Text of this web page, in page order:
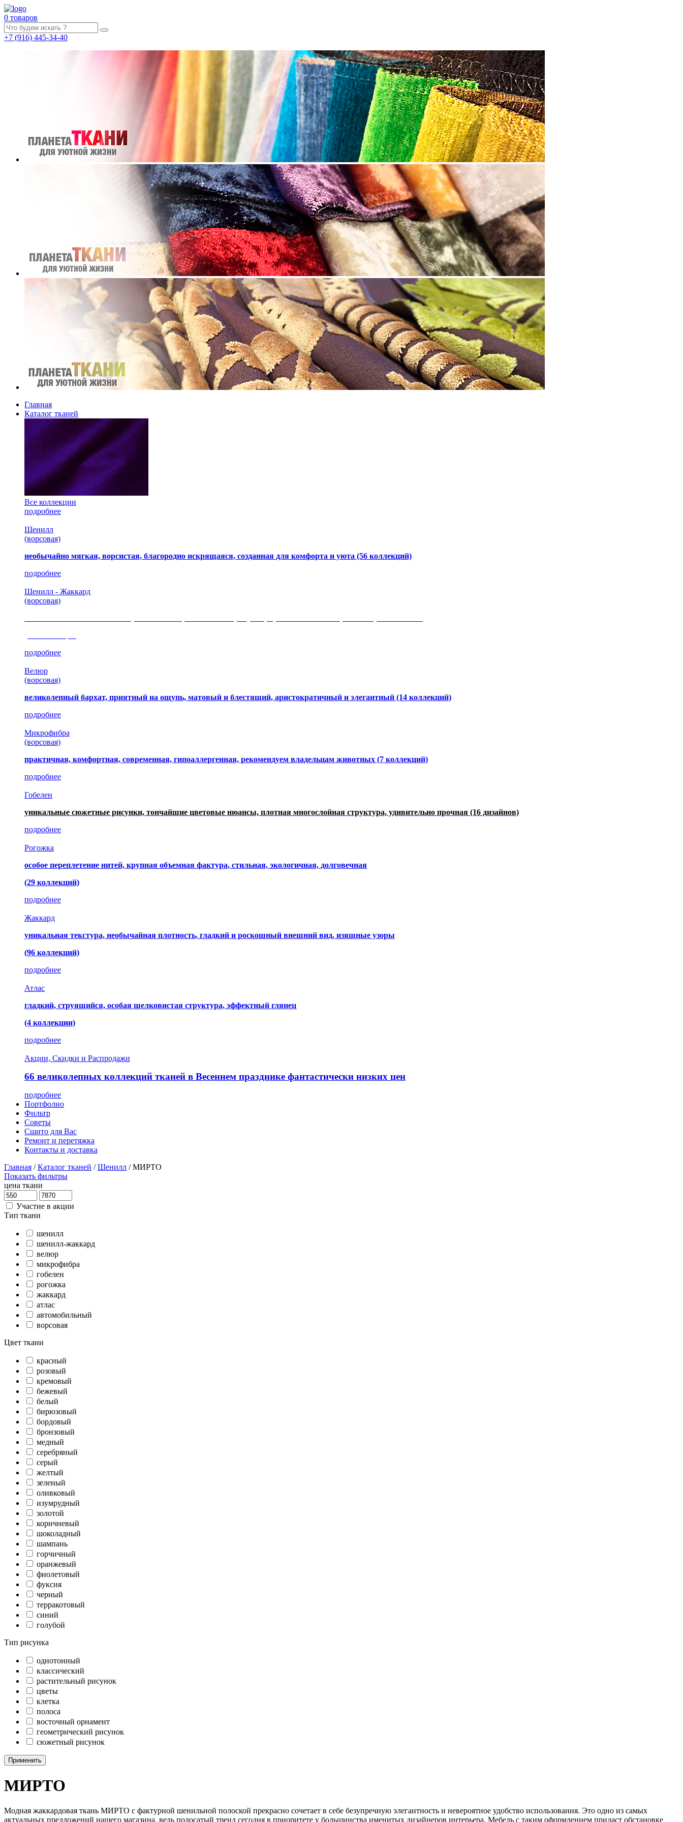
0 товаров
+7 (916) 445-34-40
Главная
Каталог тканей
Все коллекции
подробнее
Шенилл
(ворсовая)
необычайно мягкая, ворсистая, благородно искрящаяся, созданная для комфорта и уюта (56 коллекций)
подробнее
Шенилл - Жаккард
(ворсовая)
подробнее
Велюр
(ворсовая)
великолепный бархат, приятный на ощупь, матовый и блестящий, аристократичный и элегантный (14 коллекций)
подробнее
Микрофибра
(ворсовая)
практичная, комфортная, современная, гипоаллергенная, рекомендуем владельцам животных (7 коллекций)
подробнее
Гобелен
уникальные сюжетные рисунки, тончайшие цветовые нюансы, плотная многослойная структура, удивительно прочная (16 дизайнов)
подробнее
Рогожка
особое переплетение нитей, крупная объемная фактура, стильная, экологичная, долговечная
(29 коллекций)
подробнее
Жаккард
уникальная текстура, необычайная плотность, гладкий и роскошный внешний вид, изящные узоры
(96 коллекций)
подробнее
Атлас
гладкий, струящийся, особая шелковистая структура, эффектный глянец
(4 коллекции)
подробнее
Акции, Скидки и Распродажи
66 великолепных коллекций тканей в Весеннем празднике фантастически низких цен
подробнее
Портфолио
Фильтр
Советы
Сшито для Вас
Ремонт и перетяжка
Контакты и доставка
Главная / Каталог тканей / Шенилл / МИРТО
Показать фильтры
цена ткани
Участие в акции
Тип ткани
шенилл
шенилл-жаккард
велюр
микрофибра
гобелен
рогожка
жаккард
атлас
автомобильный
ворсовая
Цвет ткани
красный
розовый
кремовый
бежевый
белый
бирюзовый
бордовый
бронзовый
медный
серебряный
серый
желтый
зеленый
оливковый
изумрудный
золотой
коричневый
шоколадный
шампань
горчичный
оранжевый
фиолетовый
фуксия
черный
терракотовый
синий
голубой
Тип рисунка
однотонный
классический
растительный рисунок
цветы
клетка
полоса
восточный орнамент
геометрический рисунок
сюжетный рисунок
Применить
МИРТО
Модная жаккардовая ткань МИРТО с фактурной шенильной полоской прекрасно сочетает в себе безупречную элегантность и невероятное удобство использования. Это одно из самых
актуальных предложений нашего магазина, ведь полосатый тренд сегодня в приоритете у большинства именитых дизайнеров интерьера. Мебель с таким оформлением придаст обстановке